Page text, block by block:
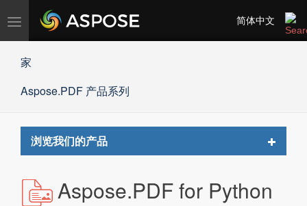
切
航
简体中文
家
Aspose.PDF 产品系列
浏览我们的产品
Toggle
Aspose.PDF for Python